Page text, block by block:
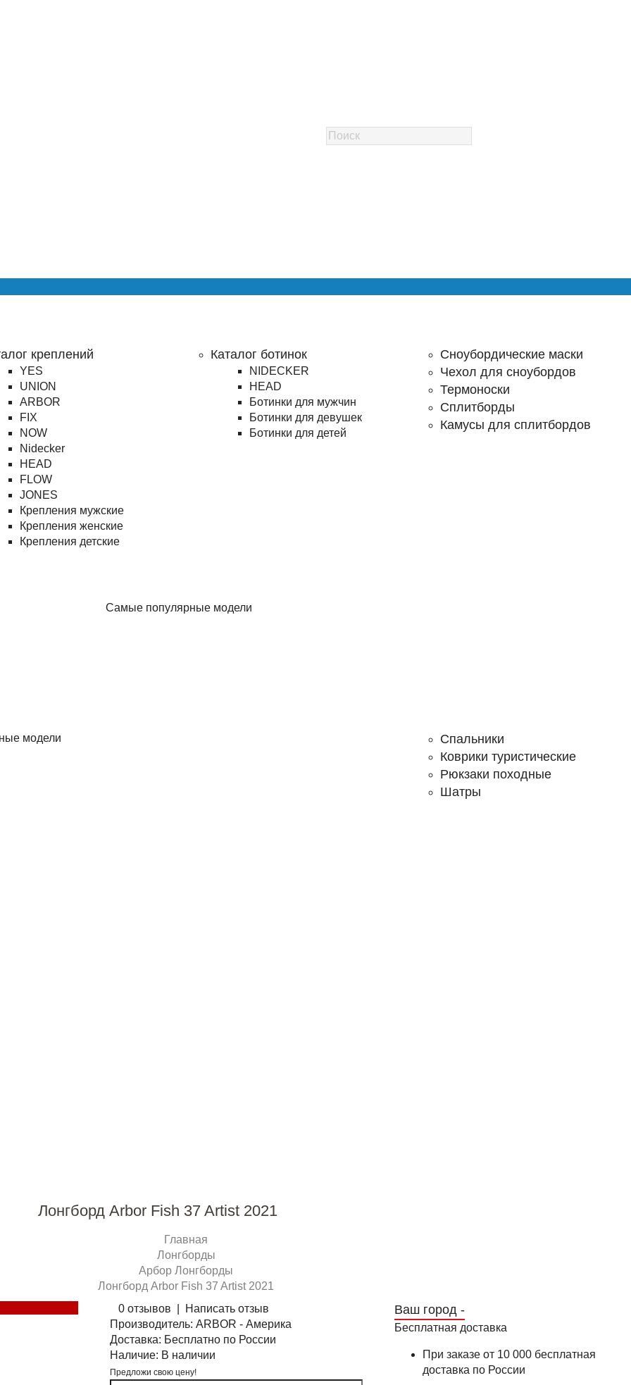
креплений
YES
UNION
ARBOR
FIX
NOW
Nidecker
HEAD
FLOW
JONES
Крепления мужские
Крепления женские
Крепления детские
Каталог ботинок
NIDECKER
HEAD
Ботинки для мужчин
Ботинки для девушек
Ботинки для детей
Сноубордические маски
Чехол для сноубордов
Термоноски
Сплитборды
Камусы для сплитбордов
Самые популярные модели
модели
Спальники
Коврики туристические
Рюкзаки походные
Шатры
Лонгборд Arbor Fish 37 Artist 2021
Главная
Лонгборды
Арбор Лонгборды
Лонгборд Arbor Fish 37 Artist 2021
0 отзывов
Написать отзыв
Производитель: ARBOR - Америка
Доставка: Бесплатно по России
Наличие: В наличии
Предложи свою цену!
Ваш город -
Бесплатная доставка
При заказе от 10 000 бесплатная
доставка по России